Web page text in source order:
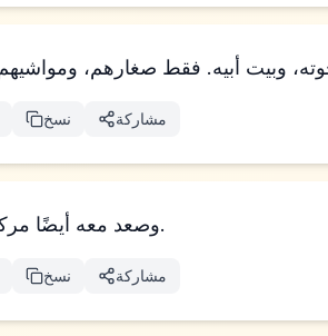
نسخ مشاركة
وصعد معه أيضًا مركبات وفرسان، وكان جمعًا عظيمًا جدًا.
نسخ مشاركة